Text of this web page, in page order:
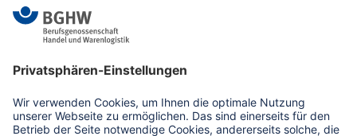
Kontaktformular